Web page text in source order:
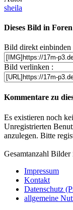
sheila
Dieses Bild in
Bild direkt einbinden
Bild verlinken :
Kommentare zu
Es existieren noch
Unregistrierten
anzulegen. Bitte
Gesamtanzahl
Impressum
Kontakt
Datenschutz
allgemeine